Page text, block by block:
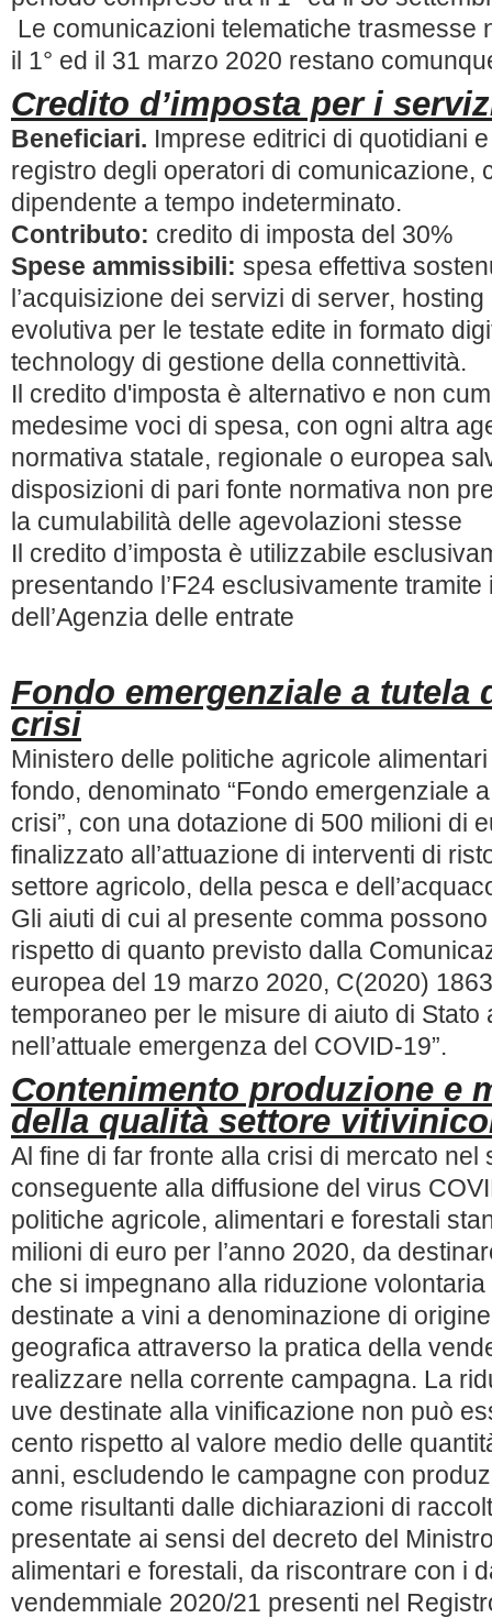
Le comunicazioni telematiche trasmesse
il 1° ed il 31 marzo 2020 restano
Credito d’imposta per i
Beneficiari. Imprese editrici di quotidiani
registro degli operatori di comunicazione,
dipendente a tempo indeterminato.
Contributo: credito di imposta del 30%
Spese ammissibili: spesa effettiva
l’acquisizione dei servizi di server,
evolutiva per le testate edite in formato
technology di gestione della connettività.
Il credito d'imposta è alternativo e non
medesime voci di spesa, con ogni altra
normativa statale, regionale o europea
disposizioni di pari fonte normativa non
la cumulabilità delle agevolazioni stesse
Il credito d’imposta è utilizzabile
presentando l’F24 esclusivamente
dell’Agenzia delle entrate
Fondo emergenziale a tutela
crisi
Ministero delle politiche agricole
fondo, denominato “Fondo emergenziale
crisi”, con una dotazione di 500 milioni di
finalizzato all’attuazione di interventi di
settore agricolo, della pesca e
Gli aiuti di cui al presente comma
rispetto di quanto previsto dalla
europea del 19 marzo 2020, C(2020)
temporaneo per le misure di aiuto di Stato
nell’attuale emergenza del COVID-19”.
Contenimento produzione e
della qualità settore
Al fine di far fronte alla crisi di mercato nel
conseguente alla diffusione del virus
politiche agricole, alimentari e forestali
milioni di euro per l’anno 2020, da
che si impegnano alla riduzione
destinate a vini a denominazione di
geografica attraverso la pratica della
realizzare nella corrente campagna. La
uve destinate alla vinificazione non può
cento rispetto al valore medio delle
anni, escludendo le campagne con
come risultanti dalle dichiarazioni di
presentate ai sensi del decreto del
alimentari e forestali, da riscontrare con i
vendemmiale 2020/21 presenti nel